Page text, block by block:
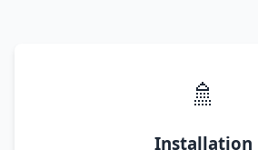
🚿
Installation